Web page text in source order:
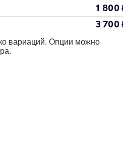
1 800
3 700
вариаций. Опции можно